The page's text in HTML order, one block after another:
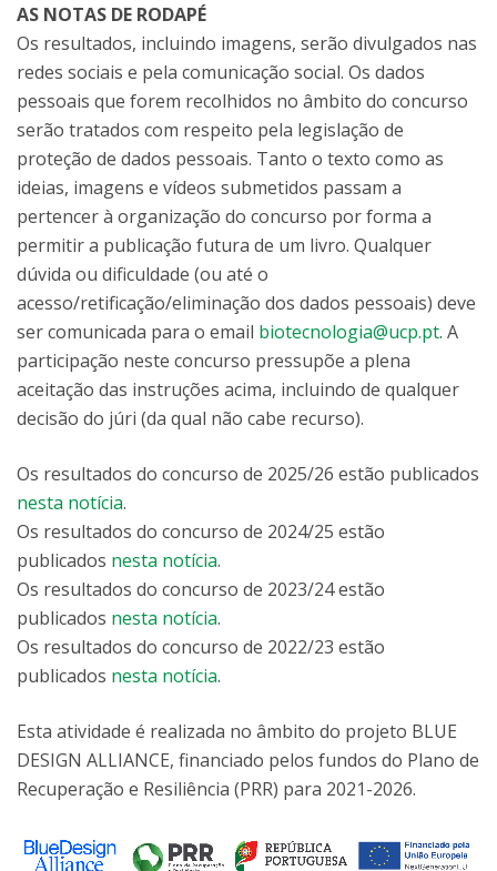
AS NOTAS DE RODAPÉ
Os resultados, incluindo imagens, serão divulgados nas
redes sociais e pela comunicação social. Os dados
pessoais que forem recolhidos no âmbito do concurso
serão tratados com respeito pela legislação de
proteção de dados pessoais. Tanto o texto como as
ideias, imagens e vídeos submetidos passam a
pertencer à organização do concurso por forma a
permitir a publicação futura de um livro. Qualquer
dúvida ou dificuldade (ou até o
acesso/retificação/eliminação dos dados pessoais) deve
ser comunicada para o email biotecnologia@ucp.pt. A
participação neste concurso pressupõe a plena
aceitação das instruções acima, incluindo de qualquer
decisão do júri (da qual não cabe recurso).
Os resultados do concurso de 2025/26 estão publicados
nesta notícia.
Os resultados do concurso de 2024/25 estão
publicados nesta notícia.
Os resultados do concurso de 2023/24 estão
publicados nesta notícia.
Os resultados do concurso de 2022/23 estão
publicados nesta notícia.
Esta atividade é realizada no âmbito do projeto BLUE
DESIGN ALLIANCE, financiado pelos fundos do Plano de
Recuperação e Resiliência (PRR) para 2021-2026.